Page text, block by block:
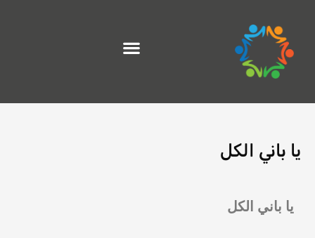
المحتوى
يا باني الكل
يا باني الكل